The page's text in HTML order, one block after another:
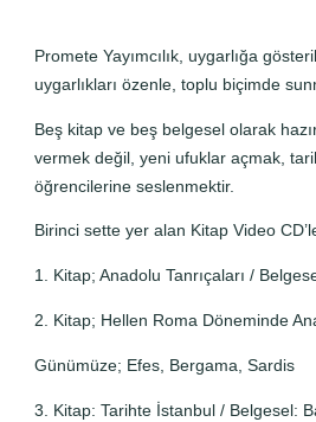
Promete Yayımcılık, uygarlığa
uygarlıkları özenle, toplu biçimde
Beş kitap ve beş belgesel olarak
vermek değil, yeni ufuklar açmak,
öğrencilerine seslenmektir.
Birinci sette yer alan Kitap Video
1. Kitap; Anadolu Tanrıçaları /
2. Kitap; Hellen Roma Döneminde
Günümüze; Efes, Bergama, Sardis
3. Kitap: Tarihte İstanbul / Belgesel: